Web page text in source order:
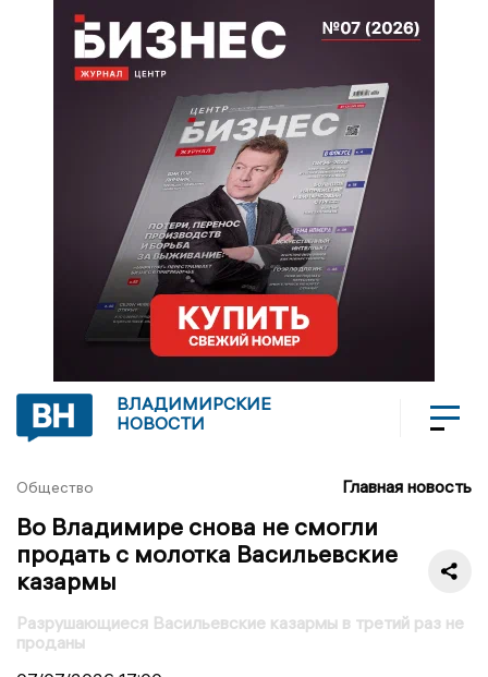
ВЛАДИМИРСКИЕ
НОВОСТИ
Общество Главная новость
Во Владимире снова не смогли
продать с молотка Васильевские
казармы
Разрушающиеся Васильевские казармы в третий раз не
проданы